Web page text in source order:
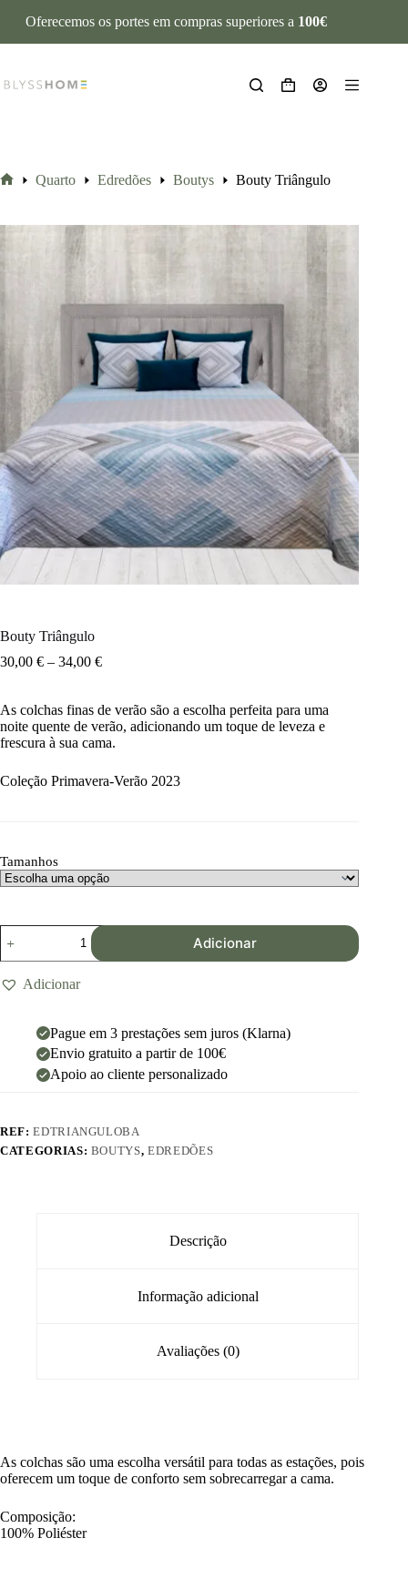
Oferecemos os portes em compras superiores a 100€
Quarto Edredões Boutys Bouty Triângulo
Bouty Triângulo
30,00 € – 34,00 €
As colchas finas de verão são a escolha perfeita para uma
noite quente de verão, adicionando um toque de leveza e
frescura à sua cama.
Coleção Primavera-Verão 2023
Tamanhos
Adicionar
Adicionar
Pague em 3 prestações sem juros (Klarna)
Envio gratuito a partir de 100€
Apoio ao cliente personalizado
REF:EDTRIANGULOBA
CATEGORIAS: BOUTYS,EDREDÕES
Descrição
Informação adicional
Avaliações (0)
As colchas são uma escolha versátil para todas as estações, pois
oferecem um toque de conforto sem sobrecarregar a cama.
Composição:
100% Poliéster